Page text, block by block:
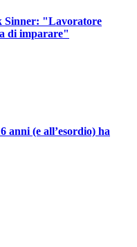
Sinner: "Lavoratore
di imparare"
anni (e all’esordio) ha